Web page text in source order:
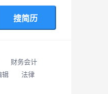
搜简历
财务会计
辑 法律